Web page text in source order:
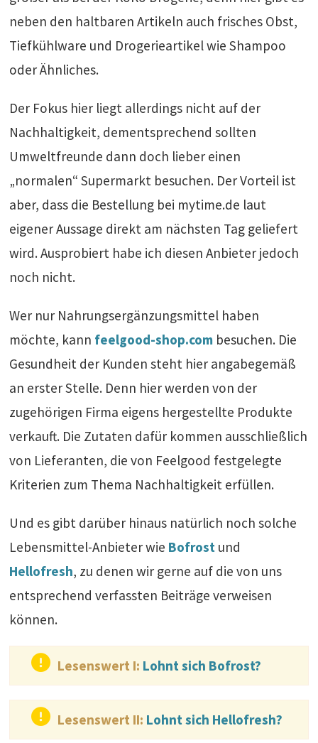
neben den haltbaren Artikeln auch frisches Obst,
Tiefkühlware und Drogerieartikel wie Shampoo
oder Ähnliches.
Der Fokus hier liegt allerdings nicht auf der
Nachhaltigkeit, dementsprechend sollten
Umweltfreunde dann doch lieber einen
„normalen“ Supermarkt besuchen. Der Vorteil ist
aber, dass die Bestellung bei mytime.de laut
eigener Aussage direkt am nächsten Tag geliefert
wird. Ausprobiert habe ich diesen Anbieter jedoch
noch nicht.
Wer nur Nahrungsergänzungsmittel haben
möchte, kann feelgood-shop.com besuchen. Die
Gesundheit der Kunden steht hier angabegemäß
an erster Stelle. Denn hier werden von der
zugehörigen Firma eigens hergestellte Produkte
verkauft. Die Zutaten dafür kommen ausschließlich
von Lieferanten, die von Feelgood festgelegte
Kriterien zum Thema Nachhaltigkeit erfüllen.
Und es gibt darüber hinaus natürlich noch solche
Lebensmittel-Anbieter wie Bofrost und
Hellofresh, zu denen wir gerne auf die von uns
entsprechend verfassten Beiträge verweisen
können.
Lesenswert I: Lohnt sich Bofrost?
Lesenswert II: Lohnt sich Hellofresh?